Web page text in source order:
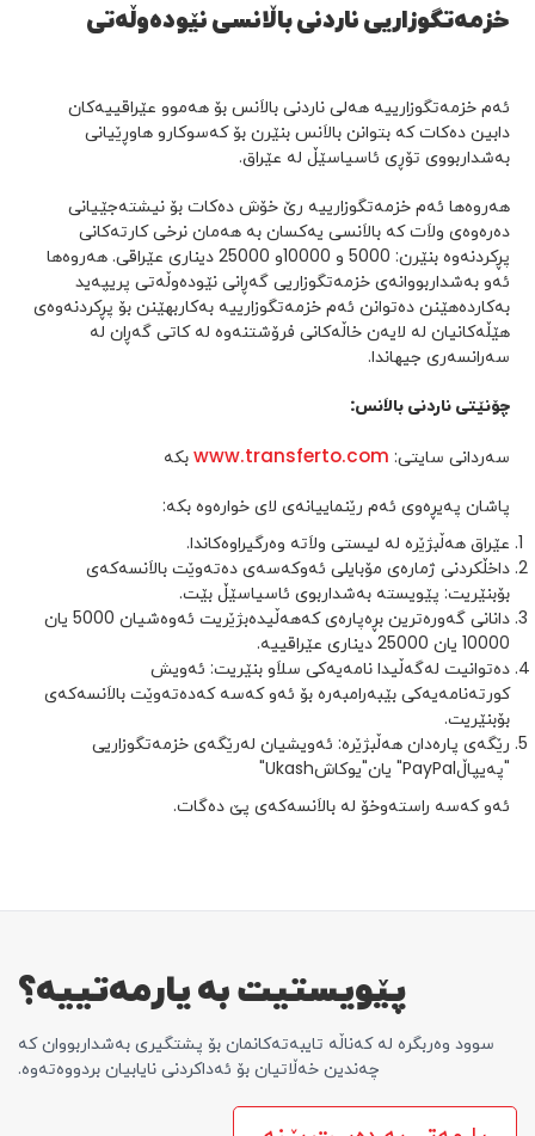
خزمەتگوزاریی ناردنی باڵانسی نێوده‌وڵه‌تی
ئەم خزمەتگوزارییە هەلی ناردنی بالاَنس بۆ هەموو عێراقییەکان
دابین دەکات کە بتوانن بالاَنس بنێرن بۆ کەسوکارو هاوڕێیانی
بەشداربووی تۆڕی ئاسیاسێڵ لە عێراق.
هەروەها ئەم خزمەتگوزارییە رێ خۆش دەکات بۆ نیشتەجێیانی
دەرەوەی ولاَت کە بالاَنسی یەکسان بە هەمان نرخی کارتەکانی
پڕکردنەوە بنێرن: 5000 و 10000و 25000 دیناری عێراقی. هەروەها
ئەو بەشداربووانەی خزمەتگوزاریی گەڕانی نێودەوڵەتی پریپەید
بەکاردەهێنن دەتوانن ئەم خزمەتگوزارییە بەکاربهێنن بۆ پڕکردنەوەی
هێڵەکانیان لە لایەن خاڵەکانی فرۆشتنەوە لە کاتی گەڕان لە
سەرانسەری جیهاندا.
چۆنێتی ناردنی بالاَنس:
سەردانی سایتی: www.transferto.com بکە
پاشان پەیڕەوی ئەم رێنماییانەی لای خوارەوە بکە:
عێراق هەڵبژێرە لە لیستی ولاَتە وەرگیراوەکاندا.
داخڵکردنی ژمارەی مۆبایلی ئەوکەسەی دەتەوێت بالاَنسەکەی
بۆبنێریت: پێویستە بەشداربوی ئاسیاسێڵ بێت.
دانانی گەورەترین بڕەپارەی کەهەڵیدەبژێریت ئەوەشیان 5000 یان
10000 یان 25000 دیناری عێراقییە.
دەتوانیت لەگەڵیدا نامەیەکی سلاَو بنێریت: ئەویش
کورتەنامەیەکی بێبەرامبەرە بۆ ئەو کەسە کەدەتەوێت بالاَنسەکەی
بۆبنێریت.
رێگەی پارەدان هەڵبژێرە: ئەویشیان لەرێگەی خزمەتگوزاریی
"پەیپاڵPayPal" یان"یوکاشUkash"
ئەو کەسە راستەوخۆ لە بالاَنسەکەی پێ دەگات.
پێویستیت بە یارمەتییە؟
سوود وەربگرە لە کەناڵە تایبەتەکانمان بۆ پشتگیری بەشداربووان کە
چەندین خەڵاتیان بۆ ئەداکردنی نایابیان بردووەتەوە.